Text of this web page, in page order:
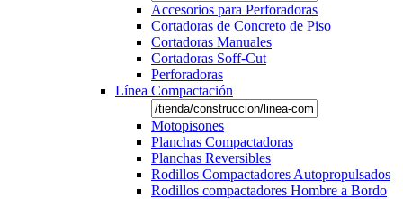
Accesorios para Perforadoras
Cortadoras de Concreto de Piso
Cortadoras Manuales
Cortadoras Soff-Cut
Perforadoras
Línea Compactación
Motopisones
Planchas Compactadoras
Planchas Reversibles
Rodillos Compactadores Autopropulsados
Rodillos compactadores Hombre a Bordo